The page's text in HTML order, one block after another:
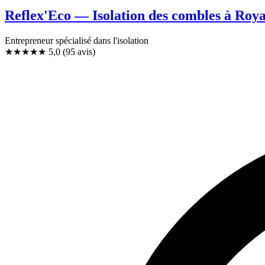
Reflex'Eco — Isolation des combles à
Entrepreneur spécialisé dans l'isolation
★★★★★ 5,0 (95 avis)